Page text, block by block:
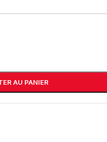
AU PANIER